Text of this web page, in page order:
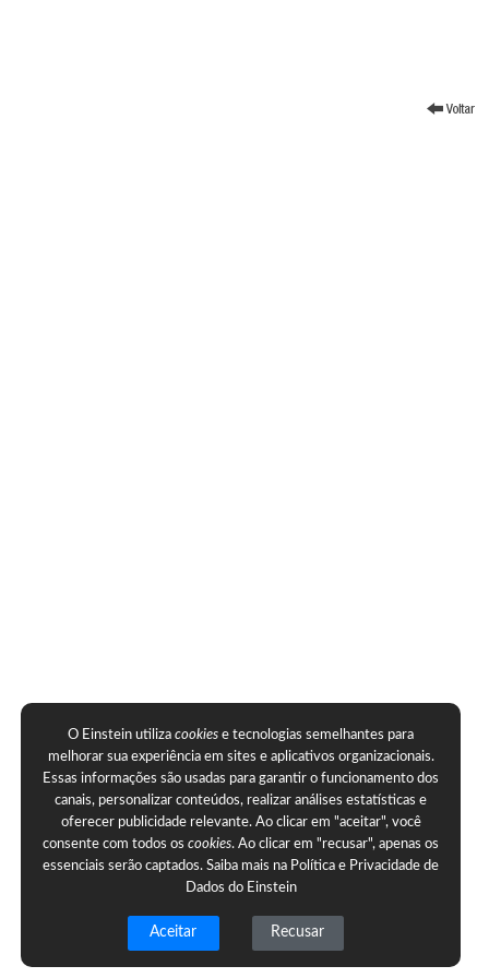
O Einstein utilizacookies e tecnologias semelhantes para
melhorar sua experiência em sites e aplicativos organizacionais.
Essas informações são usadas para garantir o funcionamento dos
canais, personalizar conteúdos, realizar análises estatísticas e
oferecer publicidade relevante. Ao clicar em "aceitar", você
consente com todos oscookies. Ao clicar em "recusar", apenas os
essenciais serão captados. Saiba mais na Política e Privacidade de
Dados do Einstein
Aceitar Recusar